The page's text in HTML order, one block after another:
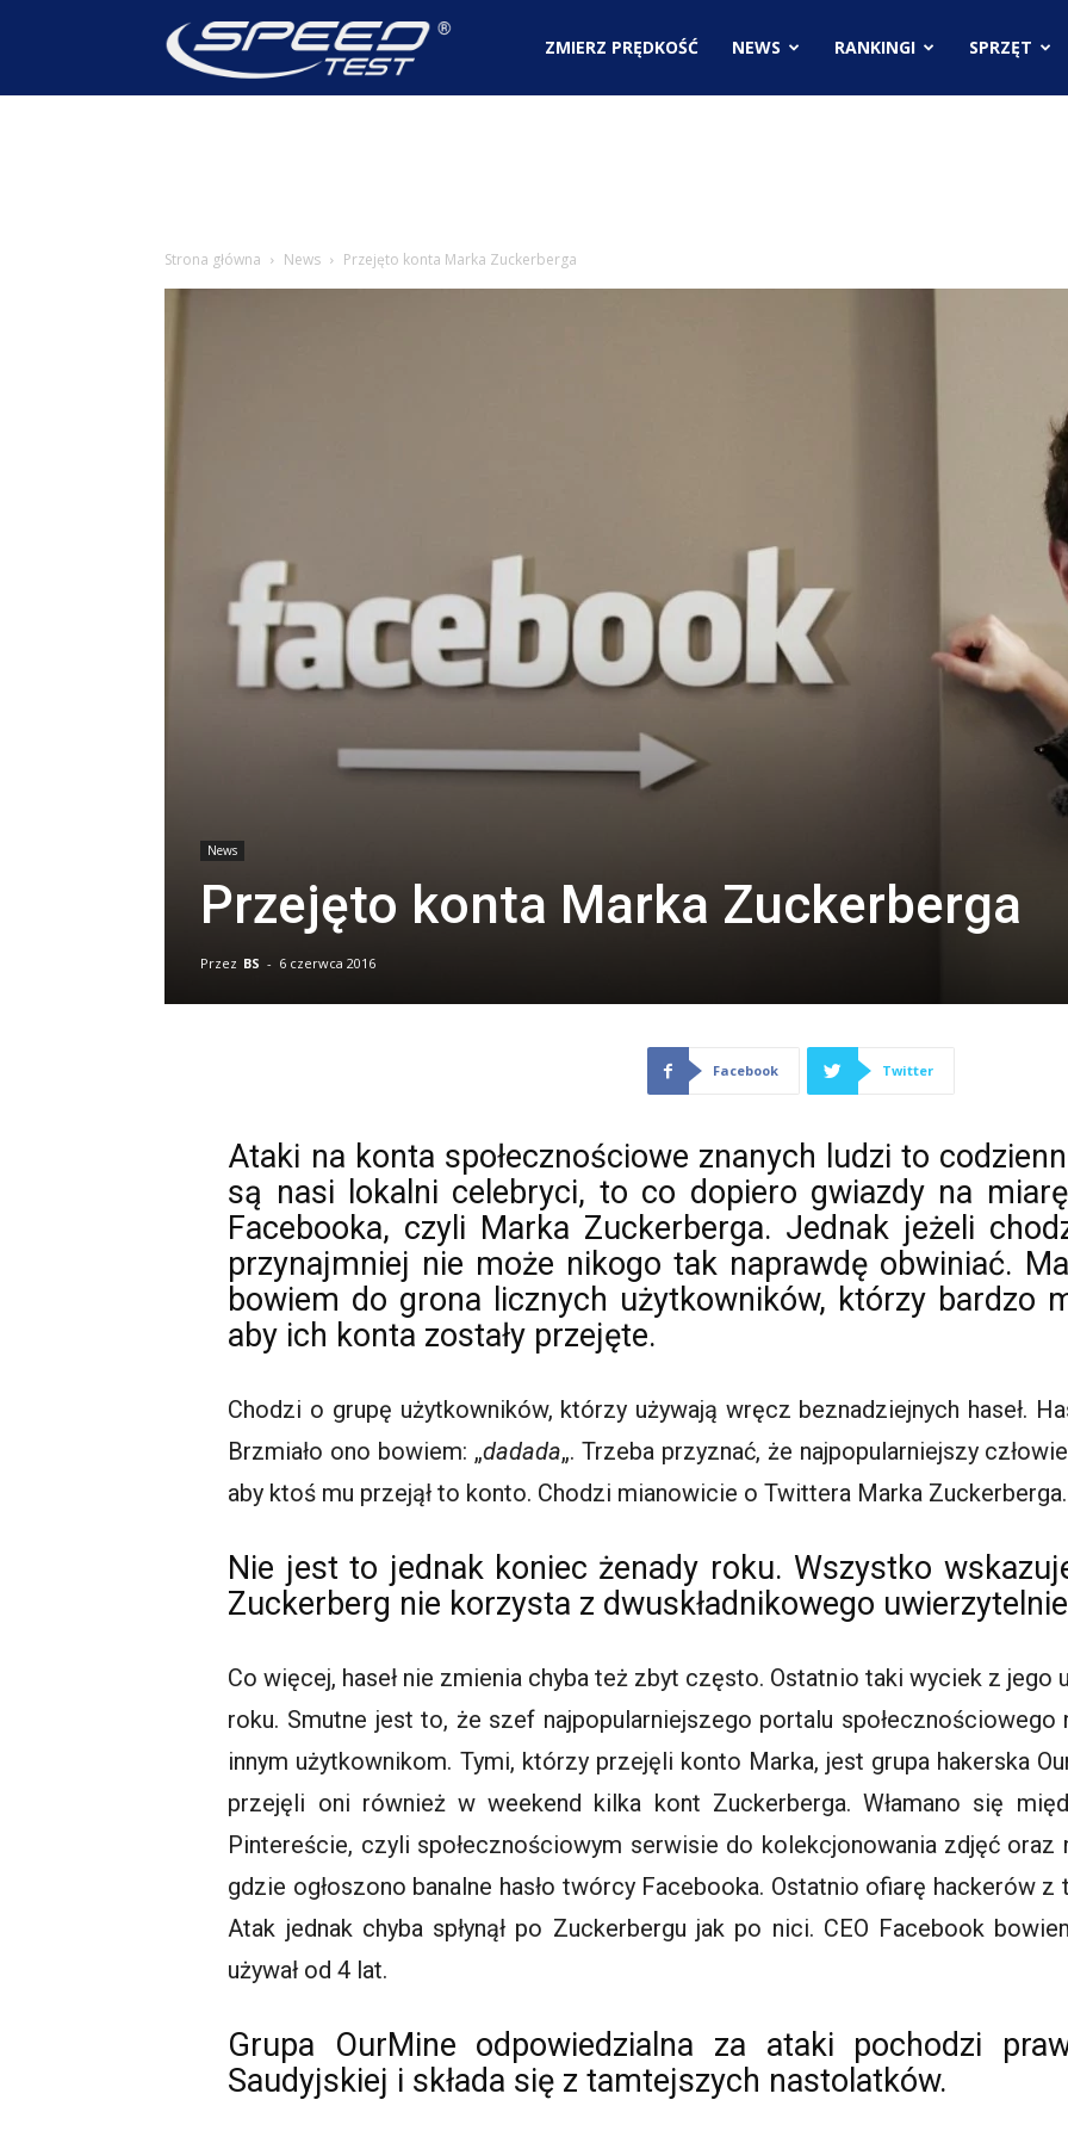
SpeedTest.plZMIERZ PRĘDKOŚĆ NEWS RANKINGI SPRZĘT
Strona główna News Przejęto konta Marka Zuckerberga
News
Przejęto konta Marka Zuckerberga
Przez BS - 6 czerwca 2016
Facebook Twitter
Ataki na konta społecznościowe znanych ludzi to
są nasi lokalni celebryci, to co dopiero gwiazdy na
Facebooka, czyli Marka Zuckerberga. Jednak jeżeli
przynajmniej nie może nikogo tak naprawdę obwiniać.
bowiem do grona licznych użytkowników, którzy bardzo
aby ich konta zostały przejęte.
Chodzi o grupę użytkowników, którzy używają wręcz beznadziejnych haseł.
Brzmiało ono bowiem: „dadada„. Trzeba przyznać, że najpopularniejszy
aby ktoś mu przejął to konto. Chodzi mianowicie oTwittera Marka Zuckerberga.
Nie jest to jednak koniec żenady roku. Wszystko
Zuckerberg nie korzysta z dwuskładnikowego
Co więcej, haseł nie zmienia chyba też zbyt często. Ostatnio taki wyciek z jego
roku. Smutne jest to, że szef najpopularniejszego portalu społecznościowego
innym użytkownikom. Tymi, którzy przejęli konto Marka, jest grupa hakerska
przejęli oni również w weekend kilka kont Zuckerberga. Włamano się
Pintereście, czyli społecznościowym serwisie do kolekcjonowania zdjęć
gdzie ogłoszono banalne hasło twórcy Facebooka. Ostatnio ofiarę hackerów z
Atak jednak chyba spłynął po Zuckerbergu jak po nici. CEO Facebook
używał od 4 lat.
Grupa OurMine odpowiedzialna za ataki pochodzi
Saudyjskiej i składa się z tamtejszych nastolatków.